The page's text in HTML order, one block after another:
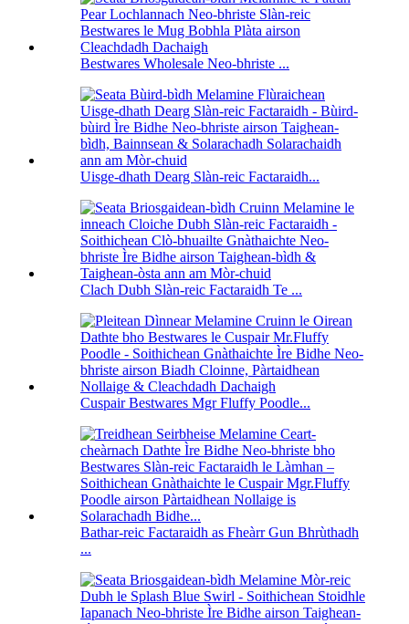
Bestwares Wholesale Neo-bhriste ...
Uisge-dhath Dearg Slàn-reic Factaraidh...
Clach Dubh Slàn-reic Factaraidh Te ...
Cuspair Bestwares Mgr Fluffy Poodle...
Bathar-reic Factaraidh as Fheàrr Gun Bhrùthadh
...